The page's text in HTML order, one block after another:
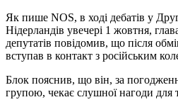
Як пише NOS, в ході дебатів у
Нідерландів увечері 1 жовтня,
депутатів повідомив, що після
вступав в контакт з російським
Блок пояснив, що він, за
групою, чекає слушної нагоди для